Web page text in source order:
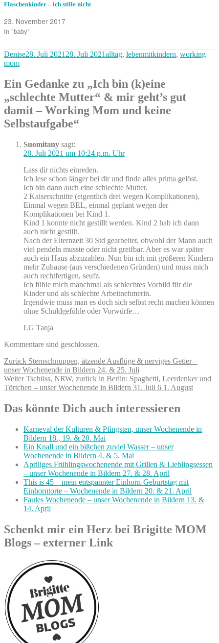
Flaschenkinder – ich stille nicht
23. November 2017
In "baby"
Autor
DeniseVeröffentlicht
28. Juli 2021 28. Juli 2021Kategorien
alltag, lebenmitkindern, working
mom
Ein Gedanke zu „Ich bin (k)eine
„schlechte Mutter“ & mir geht’s gut
damit – Working Mom und keine
Selbstaufgabe“
Suomitany sagt:
28. Juli 2021 um 10:24 p.m. Uhr
Lass dir nichts einreden.
Ich lese schon länger bei dir und finde alles prima gelöst.
Ich bin dann auch eine schlechte Mutter.
2 Kaiserschnitte (eigentlich drei wegen Komplikationen).
Einmal wegen BEL, einmal geplant wegen der
Komplikationen bei Kind 1.
Kind 1 konnte nicht gestillt werden. Kind 2 hab ich dann
auch nicht gestillt.
Nach der Elternzeit 30 Std gearbeitet, obwohl der Mann auch
viel pendeln musste oder nicht greifbar. Aber es war später
auch ein Haus abzuzahlen. Nun bin ich mit größeren Kindern
mehr Zuhause (aus verschiedenen Gründen) und muss mich
auch rechtfertigen, seufz.
Ich fühle mich manchmal als schlechtes Vorbild für die
Kinder und als schlechte Arbeitnehmerin.
Irgendwie muss man es doch sich selbst recht machen können
ohne Schuldgefühle oder Vorwürfe…
LG Tanja
Kommentare sind geschlossen.
Beitragsnavigation
Zurück Vorheriger
Beitrag:
Sternschnuppen, ätzende Ausflüge & nerviges Getier –
unser Wochenende in Bildern 24. & 25. Juli
Weiter Nächster
Beitrag:
Tschüss, NRW, zurück in Berlin: Spaghetti, Leerdenker und
Törtchen – unser Wochenende in Bildern 31. Juli 6 1. August
Das könnte Dich auch interessieren
Karneval der Kulturen & Pfingsten, unser Wochenende in
Bildern 18., 19. & 20. Mai
Ein Knall und ein bißchen zuviel Wasser – unser
Wochenende in Bildern 4. & 5. Mai
Apriliges Frühlingswochenende mit Grillen & Lieblingsessen
– unser Wochenende in Bildern 27. & 28. April
This is 45 – mein entspannter Einhorn-Geburtstag mit
Einhorntorte – Wochenende in Bildern 20. & 21. April
Faules Wochenende – unser Wochenende in Bildern 13. &
14. April
Schenkt mir ein Herz bei Brigitte MOM
Blogs – externer Link